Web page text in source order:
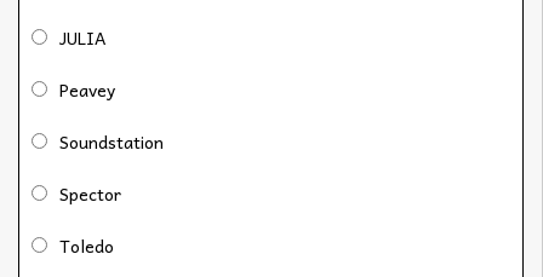
JULIA
Peavey
Soundstation
Spector
Toledo